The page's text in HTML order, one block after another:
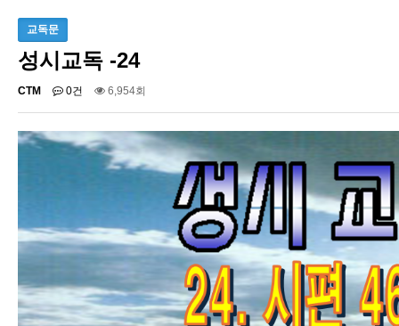
교독문
성시교독 -24
CTM 0건 6,954회